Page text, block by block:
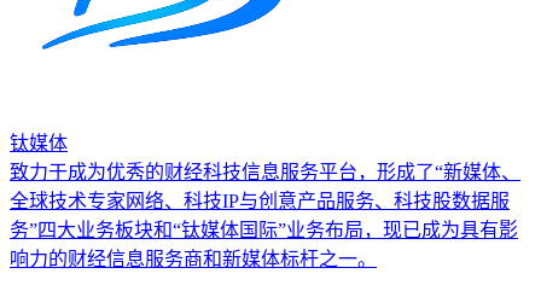
钛媒体
致力于成为优秀的财经科技信息服务平台，形成了“新媒体、
全球技术专家网络、科技IP与创意产品服务、科技股数据服
务”四大业务板块和“钛媒体国际”业务布局，现已成为具有影
响力的财经信息服务商和新媒体标杆之一。